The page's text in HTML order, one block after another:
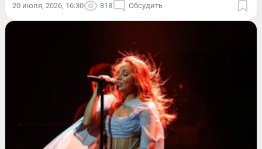
20 июля, 2026, 16:30 818 Обсудить